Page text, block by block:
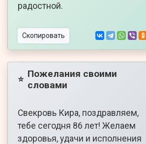
радостной.
Скопировать
⭐ Пожелания своими
словами
Свекровь Кира, поздравляем,
тебе сегодня 86 лет! Желаем
здоровья, удачи и исполнения